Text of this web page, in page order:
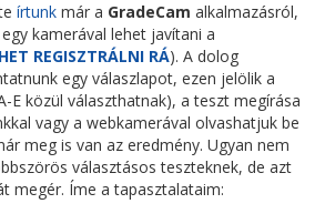
írtunk már a GradeCam alkalmazásról,
kamerával lehet javítani a
REGISZTRÁLNI RÁ). A dolog
egy válaszlapot, ezen jelölik a
E közül választhatnak), a teszt megírása
vagy a webkamerával olvashatjuk be
meg is van az eredmény. Ugyan nem
választásos teszteknek, de azt
megér. Íme a tapasztalataim: